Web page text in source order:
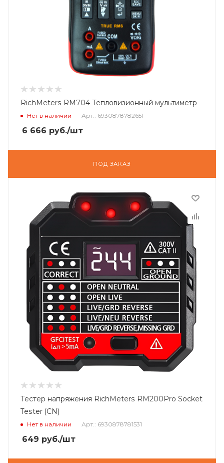
RichMeters RM704 Тепловизионный мультиметр
Нет в наличии Арт.: 6930878782651
6 666 руб./шт
ПОД ЗАКАЗ
Тестер напряжения RichMeters RM200Pro Socket
Tester (CN)
Нет в наличии Арт.: 6930878781531
649 руб./шт